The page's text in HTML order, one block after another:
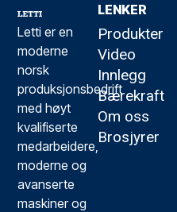
Letti er en
moderne
norsk
produksjonsbedrift
med høyt
kvalifiserte
medarbeidere,
moderne og
avanserte
maskiner og
LENKER
Produkter
Video
Innlegg
Bærekraft
Om oss
Brosjyrer